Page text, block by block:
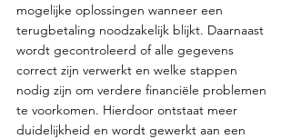
mogelijke oplossingen wanneer een
terugbetaling noodzakelijk blijkt. Daarnaast
wordt gecontroleerd of alle gegevens
correct zijn verwerkt en welke stappen
nodig zijn om verdere financiële problemen
te voorkomen. Hierdoor ontstaat meer
duidelijkheid en wordt gewerkt aan een